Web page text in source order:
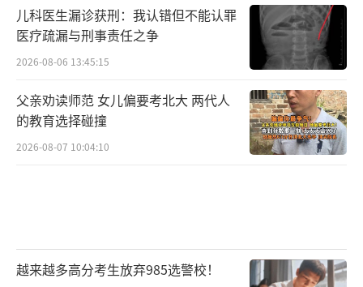
儿科医生漏诊获刑：我认错但不能认罪
医疗疏漏与刑事责任之争
2026-08-06 13:45:15
父亲劝读师范 女儿偏要考北大 两代人
的教育选择碰撞
2026-08-07 10:04:10
越来越多高分考生放弃985选警校！